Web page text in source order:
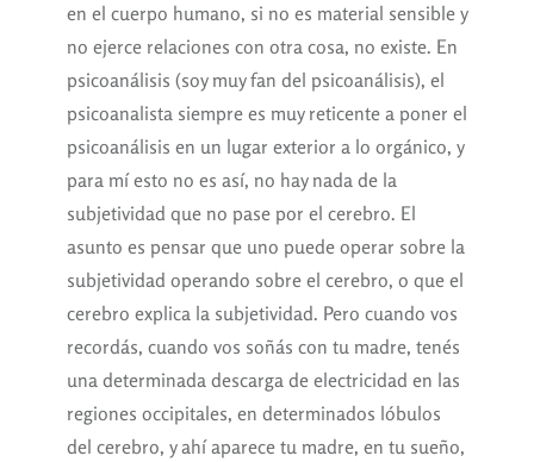
en el cuerpo humano, si no es material sensible y
no ejerce relaciones con otra cosa, no existe. En
psicoanálisis (soy muy fan del psicoanálisis), el
psicoanalista siempre es muy reticente a poner el
psicoanálisis en un lugar exterior a lo orgánico, y
para mí esto no es así, no hay nada de la
subjetividad que no pase por el cerebro. El
asunto es pensar que uno puede operar sobre la
subjetividad operando sobre el cerebro, o que el
cerebro explica la subjetividad. Pero cuando vos
recordás, cuando vos soñás con tu madre, tenés
una determinada descarga de electricidad en las
regiones occipitales, en determinados lóbulos
del cerebro, y ahí aparece tu madre, en tu sueño,